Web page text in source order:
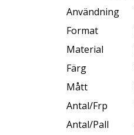
Användning
Format
Material
Färg
Mått
Antal/Frp
Antal/Pall